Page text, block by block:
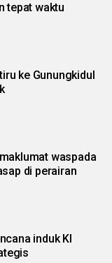
tepat waktu
ke Gunungkidul
waspada
di perairan
induk KI